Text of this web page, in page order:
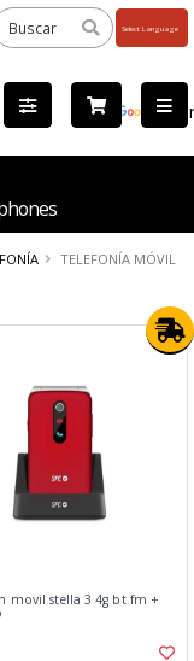
by
TELEFONÍA MÓVIL
movil stella 3 4g bt fm +